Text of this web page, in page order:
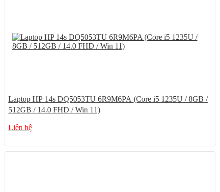
Laptop HP 14s DQ5053TU 6R9M6PA (Core i5 1235U / 8GB /
512GB / 14.0 FHD / Win 11)
Liên hệ